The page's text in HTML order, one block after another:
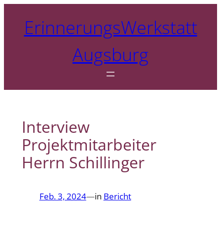
springenErinnerungsWerkstatt
Augsburg
Interview
Projektmitarbeiter
Herrn Schillinger
Feb. 3, 2024—in Bericht